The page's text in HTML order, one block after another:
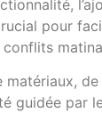
pour
matériaux,
guidée par